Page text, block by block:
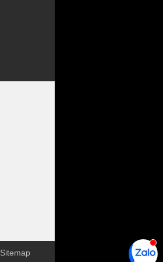
Sitemap